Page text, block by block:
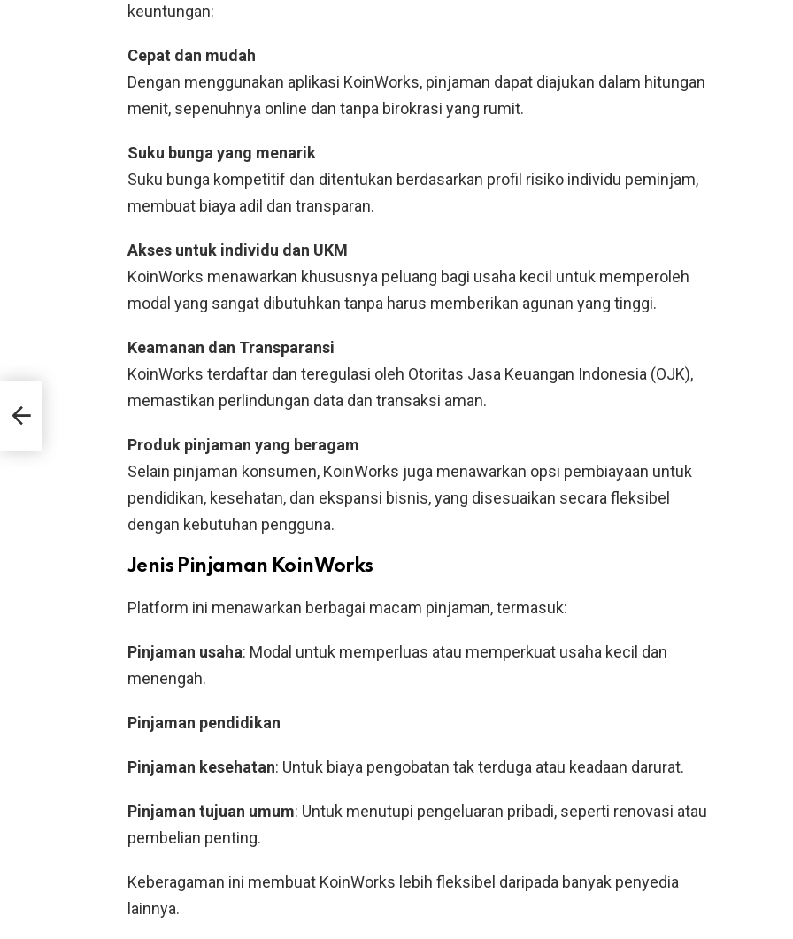
keuntungan:
Cepat dan mudah
Dengan menggunakan aplikasi KoinWorks, pinjaman dapat diajukan dalam hitungan
menit, sepenuhnya online dan tanpa birokrasi yang rumit.
Suku bunga yang menarik
Suku bunga kompetitif dan ditentukan berdasarkan profil risiko individu peminjam,
membuat biaya adil dan transparan.
Akses untuk individu dan UKM
KoinWorks menawarkan khususnya peluang bagi usaha kecil untuk memperoleh
modal yang sangat dibutuhkan tanpa harus memberikan agunan yang tinggi.
Keamanan dan Transparansi
KoinWorks terdaftar dan teregulasi oleh Otoritas Jasa Keuangan Indonesia (OJK),
memastikan perlindungan data dan transaksi aman.
Produk pinjaman yang beragam
Selain pinjaman konsumen, KoinWorks juga menawarkan opsi pembiayaan untuk
pendidikan, kesehatan, dan ekspansi bisnis, yang disesuaikan secara fleksibel
dengan kebutuhan pengguna.
Jenis Pinjaman KoinWorks
Platform ini menawarkan berbagai macam pinjaman, termasuk:
Pinjaman usaha: Modal untuk memperluas atau memperkuat usaha kecil dan
menengah.
Pinjaman pendidikan
Pinjaman kesehatan: Untuk biaya pengobatan tak terduga atau keadaan darurat.
Pinjaman tujuan umum: Untuk menutupi pengeluaran pribadi, seperti renovasi atau
pembelian penting.
Keberagaman ini membuat KoinWorks lebih fleksibel daripada banyak penyedia
lainnya.